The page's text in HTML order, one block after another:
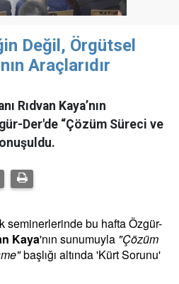
Değil, Örgütsel
Araçlarıdır
Rıdvan Kaya’nın
Der'de “Çözüm Süreci ve
seminerlerinde bu hafta Özgür-
Kaya'nın sunumuyla "Çözüm
başlığı altında 'Kürt Sorunu'